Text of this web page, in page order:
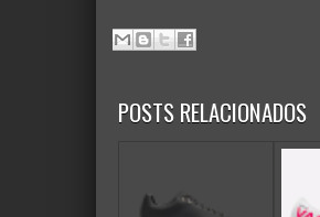
POSTS RELACIONADOS